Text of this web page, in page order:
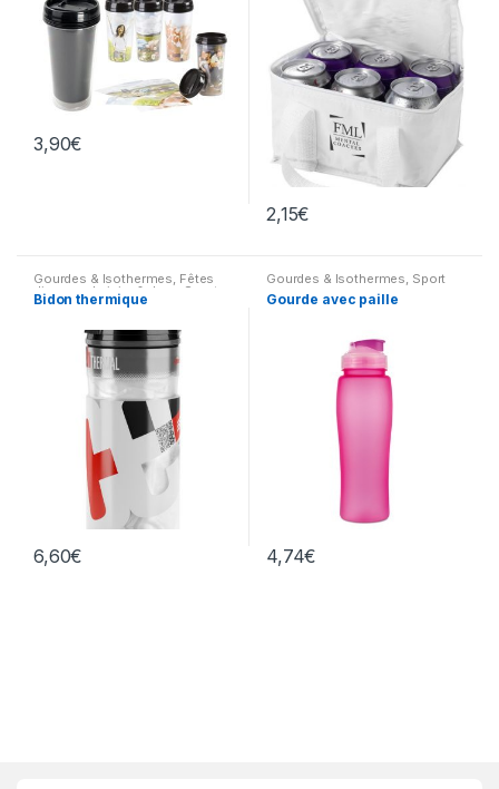
3,90€
2,15€
Gourdes & Isothermes, Fêtes
diverses Loisirs & Jeux Sport
Bidon thermique
6,60€
Gourdes & Isothermes, Sport
Gourde avec paille
4,74€